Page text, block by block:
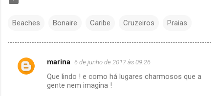
Beaches Bonaire Caribe Cruzeiros Praias
C
marina 6 de junho de 2017 às 09:26
Que lindo ! e como há lugares charmosos que a
gente nem imagina !